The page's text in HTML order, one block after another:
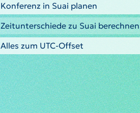
Konferenz in Suai planen
Zeitunterschiede zu Suai berechnen
Alles zum UTC-Offset